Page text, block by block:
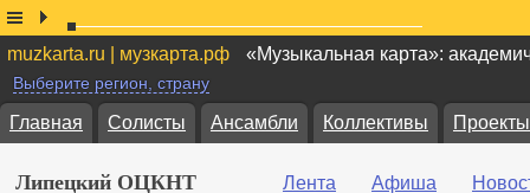
muzkarta.ru | музкарта.рф «Музыкальная карта»:
Выберите регион, страну
Главная Солисты Ансамбли Коллективы Проекты
Липецкий ОЦКНТ Лента Афиша